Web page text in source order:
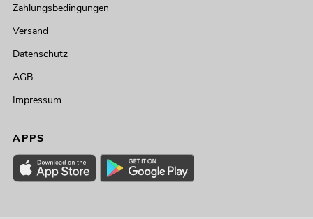
Zahlungsbedingungen
Versand
Datenschutz
AGB
Impressum
APPS